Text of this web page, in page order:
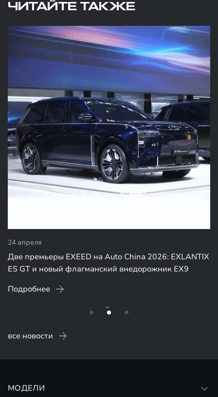
ЧИТАЙТЕ ТАКЖЕ
24 апреля
Две премьеры EXEED на Auto China 2026: EXLANTIX
ES GT и новый флагманский внедорожник EX9
Подробнее
все новости
МОДЕЛИ